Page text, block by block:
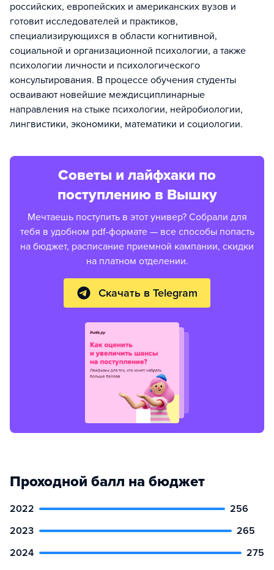
российских, европейских и американских вузов и
готовит исследователей и практиков,
специализирующихся в области когнитивной,
социальной и организационной психологии, а также
психологии личности и психологического
консультирования. В процессе обучения студенты
осваивают новейшие междисциплинарные
направления на стыке психологии, нейробиологии,
лингвистики, экономики, математики и социологии.
Советы и лайфхаки по
поступлению в Вышку
Мечтаешь поступить в этот универ? Собрали для
тебя в удобном pdf-формате — все способы попасть
на бюджет, расписание приемной кампании, скидки
на платном отделении.
Скачать в Telegram
Проходной балл на бюджет
2022
256
2023
265
2024
275